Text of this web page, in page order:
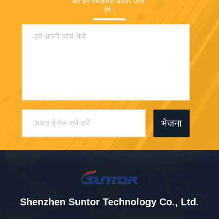
देंगे।
भेजना
Shenzhen Suntor Technology Co., Ltd.